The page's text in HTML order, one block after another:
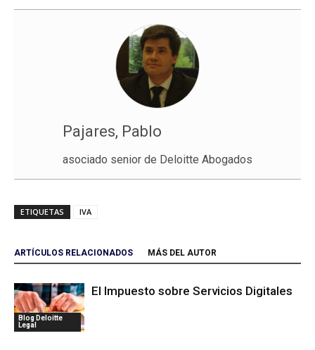
Pajares, Pablo
asociado senior de Deloitte Abogados
ETIQUETAS IVA
ARTÍCULOS RELACIONADOS MÁS DEL AUTOR
Blog Deloitte
Legal
El Impuesto sobre Servicios Digitales